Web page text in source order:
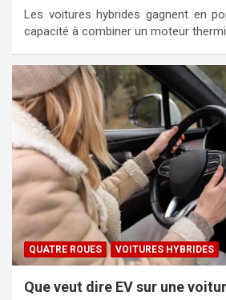
Les voitures hybrides gagnent en
capacité à combiner un moteur
QUATRE ROUES VOITURES HYBRIDES
Que veut dire EV sur une